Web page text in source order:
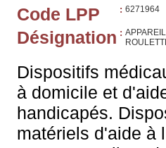
Code LPP : 6271964
Désignation :
Dispositifs
à domicile et
handicapés.
matériels d'aide à